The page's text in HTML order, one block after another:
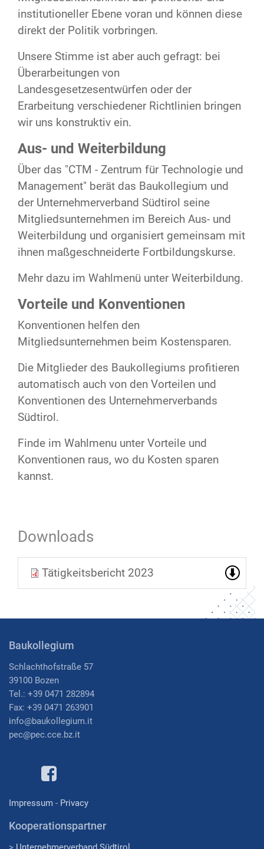
institutioneller Ebene voran und können diese
direkt der Politik vorbringen.
Unsere Stimme ist aber auch gefragt: bei
Überarbeitungen von
Landesgesetzesentwürfen oder der
Erarbeitung verschiedener Richtlinien bringen
wir uns konstruktiv ein.
Aus- und Weiterbildung
Über das "CTM - Zentrum für Technologie und
Management" berät das Baukollegium und
der Unternehmerverband Südtirol seine
Mitgliedsunternehmen im Bereich Aus- und
Weiterbildung und organisiert gemeinsam mit
ihnen maßgeschneiderte Fortbildungskurse.
Mehr dazu im Wahlmenü unter Weiterbildung.
Vorteile und Konventionen
Konventionen helfen den
Mitgliedsunternehmen beim Kostensparen.
Die Mitglieder des Baukollegiums profitieren
automatisch auch von den Vorteilen und
Konventionen des Unternehmerverbands
Südtirol.
Finde im Wahlmenu unter Vorteile und
Konventionen raus, wo du Kosten sparen
kannst.
Downloads
Tätigkeitsbericht 2023
Baukollegium
Schlachthofstraße 57
39100 Bozen
Tel.: +39 0471 282894
Fax: +39 0471 263901
info@baukollegium.it
pec@pec.cce.bz.it
Impressum - Privacy
Kooperationspartner